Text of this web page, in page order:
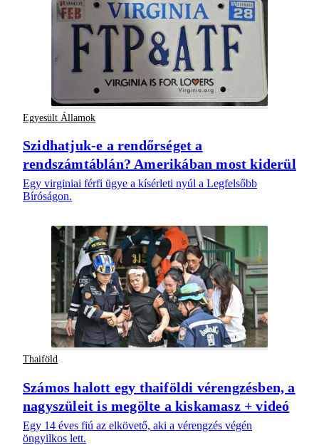
Egyesült Államok
Szidhatjuk-e a rendőrséget a
rendszámtáblán? Amerikában most kiderül
Egy virginiai férfi ügye a kísérleti nyúl a Legfelsőbb
Bíróságon.
Thaiföld
Számos halott egy thaiföldi vérengzésben, a
nagyszüleit is megölte a kiskamasz + videó
Egy 14 éves fiú az elkövető, aki a vérengzés végén
öngyilkos lett.